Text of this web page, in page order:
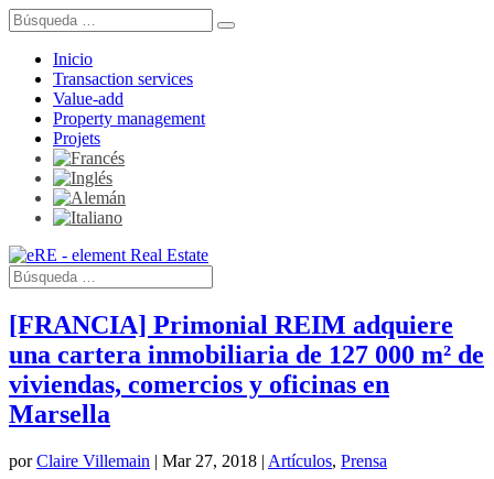
Inicio
Transaction services
Value-add
Property management
Projets
[FRANCIA] Primonial REIM adquiere
una cartera inmobiliaria de 127 000 m² de
viviendas, comercios y oficinas en
Marsella
porClaire Villemain | Mar 27, 2018 | Artículos, Prensa